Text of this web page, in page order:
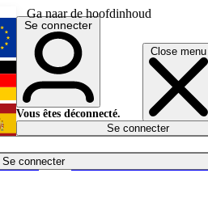
Ga naar de hoofdinhoud
Close menu
Se connecter
English
Deutsch
Español
Se connecter
Vous êtes déconnecté.
Se connecter